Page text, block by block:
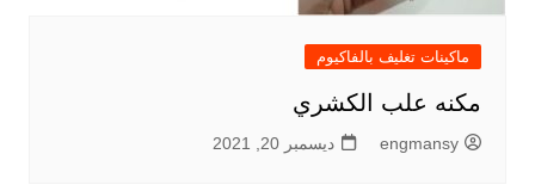
ماكينات تغليف بالفاكيوم
مكنه علب الكشري
engmansy ديسمبر 20, 2021